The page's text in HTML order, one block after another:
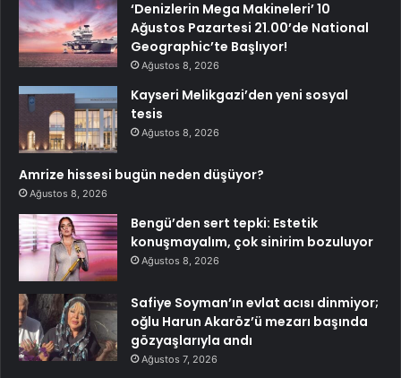
‘Denizlerin Mega Makineleri’ 10
Ağustos Pazartesi 21.00’de National
Geographic’te Başlıyor!
Ağustos 8, 2026
Kayseri Melikgazi’den yeni sosyal
tesis
Ağustos 8, 2026
Amrize hissesi bugün neden düşüyor?
Ağustos 8, 2026
Bengü’den sert tepki: Estetik
konuşmayalım, çok sinirim bozuluyor
Ağustos 8, 2026
Safiye Soyman’ın evlat acısı dinmiyor;
oğlu Harun Akaröz’ü mezarı başında
gözyaşlarıyla andı
Ağustos 7, 2026